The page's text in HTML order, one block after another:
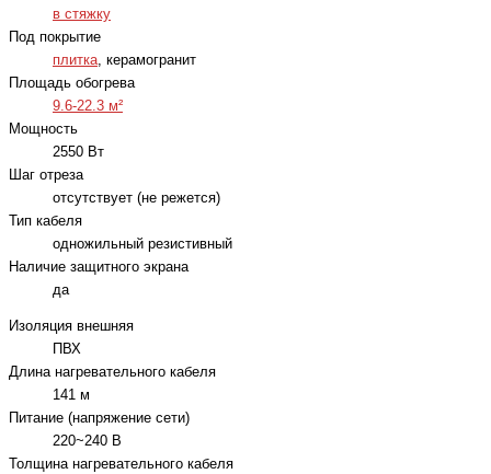
в стяжку
Под покрытие
плитка , керамогранит
Площадь обогрева
9.6-22.3 м²
Мощность
2550 Вт
Шаг отреза
отсутствует (не режется)
Тип кабеля
одножильный резистивный
Наличие защитного экрана
да
Изоляция внешняя
ПВХ
Длина нагревательного кабеля
141 м
Питание (напряжение сети)
220~240 В
Толщина нагревательного кабеля